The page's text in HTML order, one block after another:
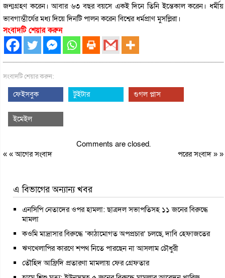
জন্মগ্রহণ করেন। আবার ৬৩ বছর বয়সে একই দিনে তিনি ইন্তেকাল করেন। ধর্মীয়
ভাবগাম্ভীর্যের মধ্য দিয়ে দিনটি পালন করেন বিশ্বের ধর্মপ্রাণ মুসল্লিরা।
সংবাদটি শেয়ার করুন
সংবাদটি শেয়ার করুন:
ফেইসবুক টুইটার গুগল প্লাস
ইমেইল
Comments are closed.
« «আগের সংবাদ পরের সংবাদ» »
এ বিভাগের অন্যান্য খবর
এনসিপি নেতাদের ওপর হামলা: ছাত্রদল সভাপতিসহ ১১ জনের বিরুদ্ধে
মামলা
কওমি মাদ্রাসার বিরুদ্ধে ‘কাঠামোগত অপপ্রচার’ চলছে, দাবি হেফাজতের
ঋণখেলাপির কারণে শপথ নিতে পারছেন না আসলাম চৌধুরী
তৌহিদ আফ্রিদি প্রতারণা মামলায় ফের গ্রেফতার